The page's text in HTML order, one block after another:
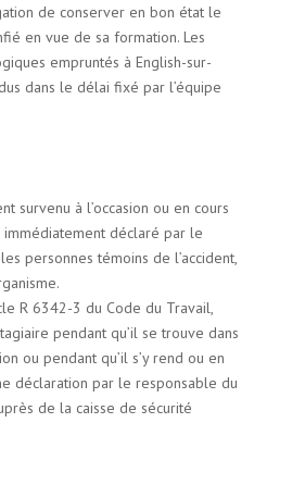
de conserver en bon état le
en vue de sa formation. Les
empruntés à English-sur-
dans le délai fixé par l’équipe
survenu à l’occasion ou en cours
déclaré par le
personnes témoins de l’accident,
R 6342-3 du Code du Travail,
pendant qu’il se trouve dans
ou pendant qu’il s’y rend ou en
déclaration par le responsable du
de la caisse de sécurité